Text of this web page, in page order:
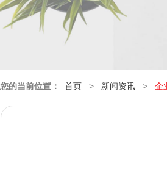
您的当前位置： 首页 > 新闻资讯 > 企